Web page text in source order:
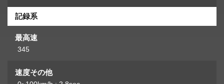
記録系
最高速
345
速度その他